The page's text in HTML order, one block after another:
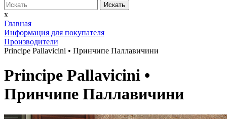
Искать
x
Главная
Информация для покупателя
Производители
Principe Pallavicini • Принчипе Паллавичини
Principe Pallavicini •
Принчипе Паллавичини